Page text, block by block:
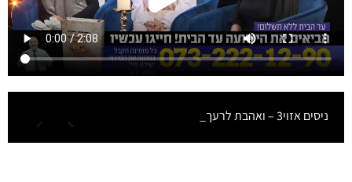
ניסים אזוי3 – ואהבת לרעך כמ